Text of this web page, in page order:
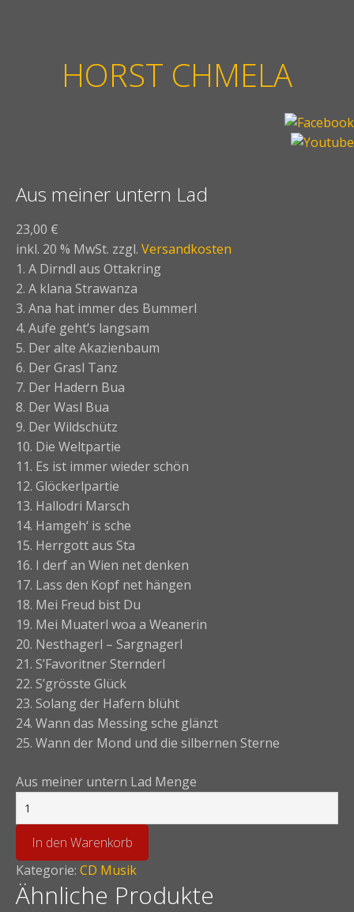
HORST CHMELA
Aus meiner untern Lad
23,00 €
inkl. 20 % MwSt. zzgl. Versandkosten
1. A Dirndl aus Ottakring
2. A klana Strawanza
3. Ana hat immer des Bummerl
4. Aufe geht’s langsam
5. Der alte Akazienbaum
6. Der Grasl Tanz
7. Der Hadern Bua
8. Der Wasl Bua
9. Der Wildschütz
10. Die Weltpartie
11. Es ist immer wieder schön
12. Glöckerlpartie
13. Hallodri Marsch
14. Hamgeh‘ is sche
15. Herrgott aus Sta
16. I derf an Wien net denken
17. Lass den Kopf net hängen
18. Mei Freud bist Du
19. Mei Muaterl woa a Weanerin
20. Nesthagerl – Sargnagerl
21. S’Favoritner Sternderl
22. S’grösste Glück
23. Solang der Hafern blüht
24. Wann das Messing sche glänzt
25. Wann der Mond und die silbernen Sterne
Aus meiner untern Lad Menge
In den Warenkorb
Kategorie: CD Musik
Ähnliche Produkte